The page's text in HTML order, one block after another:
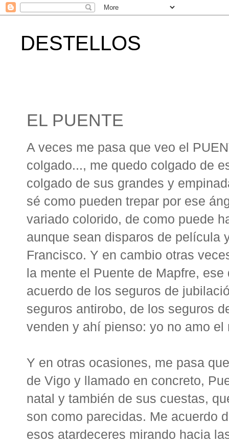
DESTELLOS
EL PUENTE
A veces me pasa que veo el
colgado..., me quedo colgado de
colgado de sus grandes y
sé como pueden trepar por ese
variado colorido, de como puede
aunque sean disparos de película
Francisco. Y en cambio otras
la mente el Puente de Mapfre,
acuerdo de los seguros de
seguros antirobo, de los seguros
venden y ahí pienso: yo no amo
Y en otras ocasiones, me pasa
de Vigo y llamado en concreto,
natal y también de sus cuestas,
son como parecidas. Me acuerdo
esos atardeceres mirando hacia